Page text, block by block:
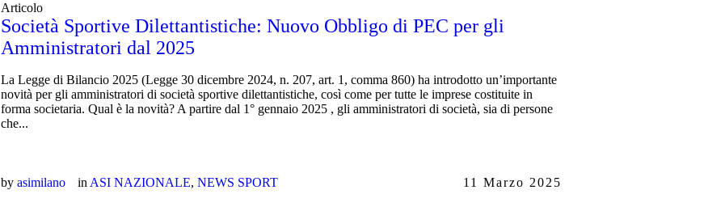
Articolo
Società Sportive Dilettantistiche: Nuovo Obbligo di PEC per gli
Amministratori dal 2025
La Legge di Bilancio 2025 (Legge 30 dicembre 2024, n. 207, art. 1, comma 860) ha introdotto un’importante
novità per gli amministratori di società sportive dilettantistiche, così come per tutte le imprese costituite in
forma societaria. Qual è la novità? A partire dal 1° gennaio 2025 , gli amministratori di società, sia di persone
che...
byasimilano in ASI NAZIONALE,NEWS SPORT 11 Marzo 2025